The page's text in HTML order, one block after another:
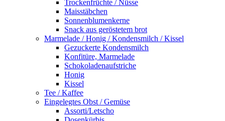
Trockenfrüchte / Nüsse
Maisstäbchen
Sonnenblumenkerne
Snack aus geröstetem brot
Marmelade / Honig / Kondensmilch / Kissel
Gezuckerte Kondensmilch
Konfitüre, Marmelade
Schokoladenaufstriche
Honig
Kissel
Tee / Kaffee
Eingelegtes Obst / Gemüse
Assorti/Letscho